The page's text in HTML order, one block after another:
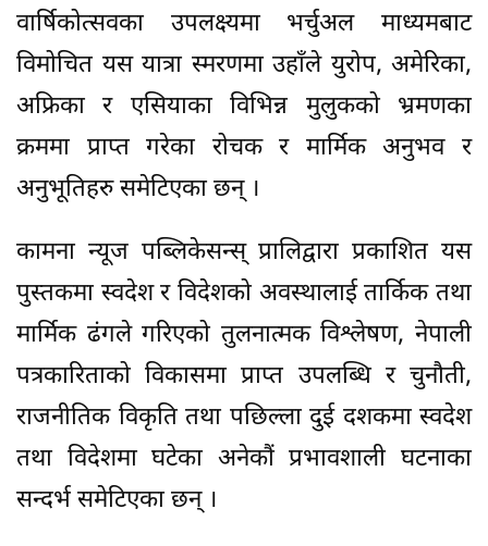
वार्षिकोत्सवका उपलक्ष्यमा भर्चुअल माध्यमबाट
विमोचित यस यात्रा स्मरणमा उहाँले युरोप, अमेरिका,
अफ्रिका र एसियाका विभिन्न मुलुकको भ्रमणका
क्रममा प्राप्त गरेका रोचक र मार्मिक अनुभव र
अनुभूतिहरु समेटिएका छन् ।
कामना न्यूज पब्लिकेसन्स् प्रालिद्वारा प्रकाशित यस
पुस्तकमा स्वदेश र विदेशको अवस्थालाई तार्किक तथा
मार्मिक ढंगले गरिएको तुलनात्मक विश्लेषण, नेपाली
पत्रकारिताको विकासमा प्राप्त उपलब्धि र चुनौती,
राजनीतिक विकृति तथा पछिल्ला दुई दशकमा स्वदेश
तथा विदेशमा घटेका अनेकौं प्रभावशाली घटनाका
सन्दर्भ समेटिएका छन् ।